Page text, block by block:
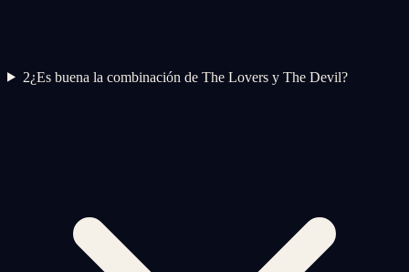
2¿Es buena la combinación de The Lovers y The Devil?